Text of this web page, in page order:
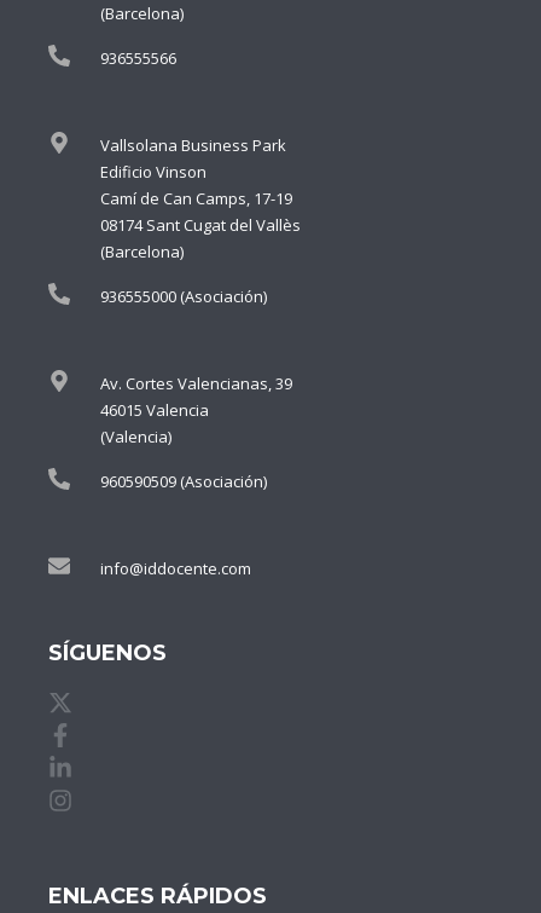
(Barcelona)
936555566
Vallsolana Business Park
Edificio Vinson
Camí de Can Camps, 17-19
08174 Sant Cugat del Vallès
(Barcelona)
936555000 (Asociación)
Av. Cortes Valencianas, 39
46015 Valencia
(Valencia)
960590509 (Asociación)
info@iddocente.com
SÍGUENOS
ENLACES RÁPIDOS